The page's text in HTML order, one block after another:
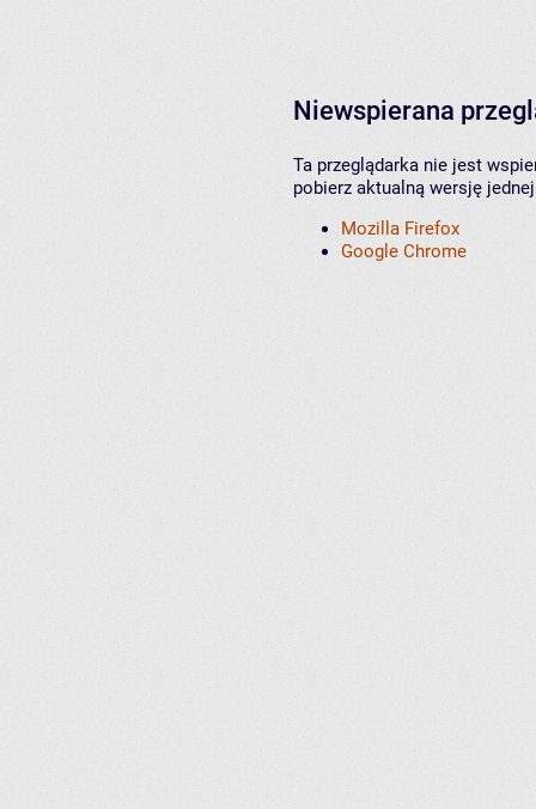
Niewspierana
Ta przeglądarka nie jest
pobierz aktualną wersję
Mozilla Firefox
Google Chrome